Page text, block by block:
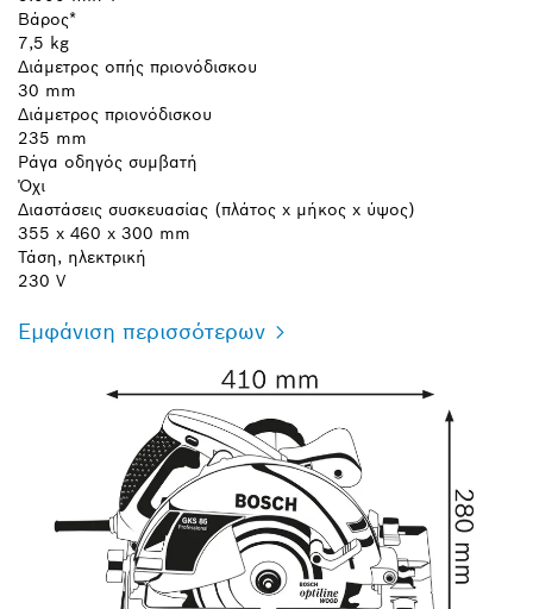
Βάρος*
7,5 kg
Διάμετρος οπής πριονόδισκου
30 mm
Διάμετρος πριονόδισκου
235 mm
Ράγα οδηγός συμβατή
Όχι
Διαστάσεις συσκευασίας (πλάτος x μήκος x ύψος)
355 x 460 x 300 mm
Τάση, ηλεκτρική
230 V
Εμφάνιση περισσότερων